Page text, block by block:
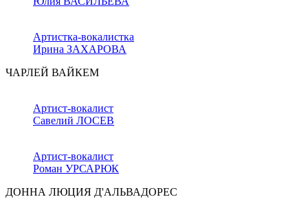
Артистка-вокалистка
Ирина ЗАХАРОВА
ЧАРЛЕЙ ВАЙКЕМ
Артист-вокалист
Савелий ЛОСЕВ
Артист-вокалист
Роман УРСАРЮК
ДОННА ЛЮЦИЯ Д'АЛЬВАДОРЕС